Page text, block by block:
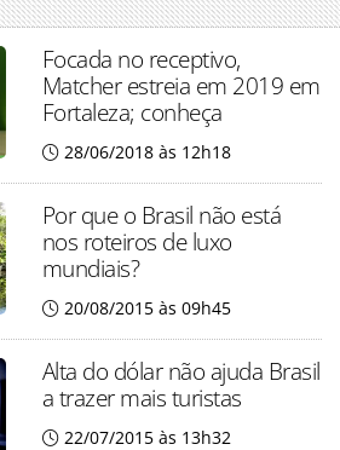
Focada no receptivo,
Matcher estreia em 2019 em
Fortaleza; conheça
28/06/2018 às 12h18
Por que o Brasil não está
nos roteiros de luxo
mundiais?
20/08/2015 às 09h45
Alta do dólar não ajuda Brasil
a trazer mais turistas
22/07/2015 às 13h32